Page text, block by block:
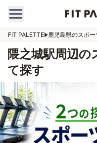
FIT PALETTE 鹿児島県のスポー
隈之城駅周辺の
て探す